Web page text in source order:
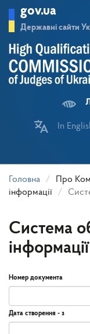
основного
матеріалу
gov.ua
Державні сайти
In
Головна Про
інформації
Система
інформації
Номер документа
Дата створення - з